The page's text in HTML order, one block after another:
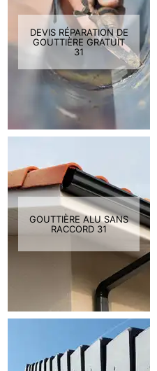
DEVIS RÉPARATION DE
GOUTTIÈRE GRATUIT
31
GOUTTIÈRE ALU SANS
RACCORD 31